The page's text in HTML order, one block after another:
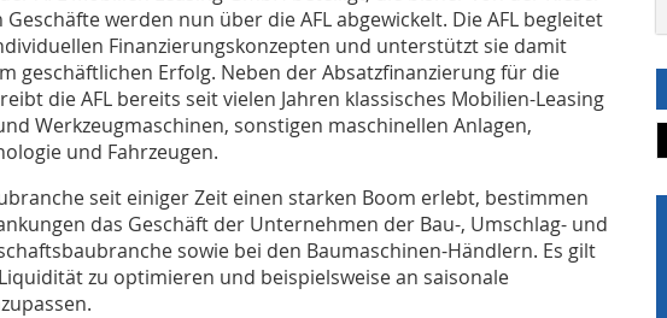
werden nun über die AFL abgewickelt. Die AFL begleitet
Finanzierungskonzepten und unterstützt sie damit
geschäftlichen Erfolg. Neben der Absatzfinanzierung für die
die AFL bereits seit vielen Jahren klassisches Mobilien-Leasing
Werkzeugmaschinen, sonstigen maschinellen Anlagen,
und Fahrzeugen.
seit einiger Zeit einen starken Boom erlebt, bestimmen
das Geschäft der Unternehmen der Bau-, Umschlag- und
sowie bei den Baumaschinen-Händlern. Es gilt
zu optimieren und beispielsweise an saisonale